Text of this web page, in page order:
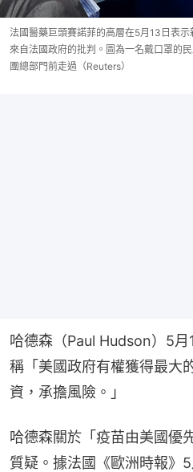
法國醫藥巨頭賽諾菲的高層在5月13日表
來自法國政府的批判。圖為一名戴口罩的
團總部門前走過（Reuters）
哈德森（Paul Hudson）5
稱「美國政府有權獲得最大
資，承擔風險。」
哈德森關於「疫苗由美國優
質疑。據法國《歐洲時報》